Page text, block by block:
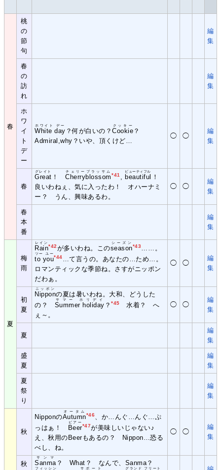
春
桃
の
節
句
編
集
春
の
訪
れ
編
集
ホ
ワ
イ
ト
デ
ー
White day
ホワイト デー
？何が白いの？Cookie
クッキー
？
Admiral,why？いや、頂くけど…
◯ ◯
編
集
春
Great
グレイト
！ Cherryblossom
チェリーブラッサム
*41 beautiful
ビューティフル
！
良いわねぇ、気に入ったわ！ オハーナミ
ー？ うん、興味あるわ。
◯ ◯
編
集
春
本
番
編
集
夏
梅
雨
Rain
レイン
*42が多いわね。このseason
シーズン
*43
……。
to you
ツー ユー
*44
…て言うの。あなたの…ため…。
ロマンティックな季節ね。さすがニッポン
だわぁ。
◯ ◯
編
集
初
夏
Nippon
ニッポン
の夏は暑いわね。大和、どうした
の？ Summer holiday
サマー ホリデイ
？*45
水着？ へ
ぇ～。
◯ ◯
編
集
夏
編
集
盛
夏
編
集
夏
祭
り
編
集
秋
NipponのAutumn
オータム
*46
、か…んぐ…んぐ…ぷ
っはぁ！
Beer
ビアー
*47が美味しいじゃない♪
え、秋用のBeerもあるの？ Nippon…恐る
べし、ね。
◯ ◯
編
集
秋
Sanma
サンマ
？ What？ なんで、Sanma？
フィッシン サポート グランド フリート